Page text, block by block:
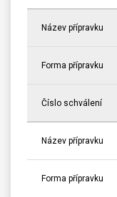
Název přípravku
Forma přípravku
Číslo schválení
Název přípravku
Forma přípravku